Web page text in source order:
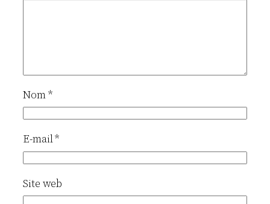
Nom*
E-mail*
Site web